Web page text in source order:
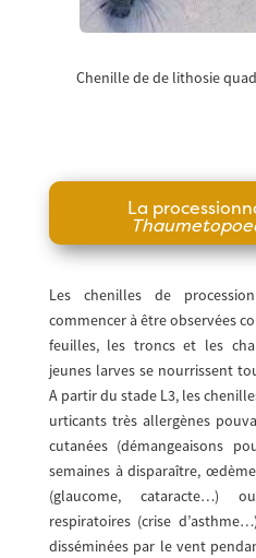
Chenille de de lithosie
La
Les chenilles de
commencer à être observées
feuilles, les troncs et les
jeunes larves se nourrissent
A partir du stade L3, les
urticants très allergènes
cutanées (démangeaisons
semaines à disparaître,
(glaucome, cataracte…)
respiratoires (crise
disséminées par le vent